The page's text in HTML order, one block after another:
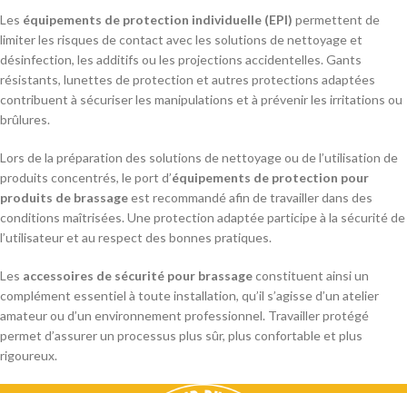
Les équipements de protection individuelle (EPI) permettent de
limiter les risques de contact avec les solutions de nettoyage et
désinfection, les additifs ou les projections accidentelles. Gants
résistants, lunettes de protection et autres protections adaptées
contribuent à sécuriser les manipulations et à prévenir les irritations ou
brûlures.
Lors de la préparation des solutions de nettoyage ou de l’utilisation de
produits concentrés, le port d’équipements de protection pour
produits de brassageest recommandé afin de travailler dans des
conditions maîtrisées. Une protection adaptée participe à la sécurité de
l’utilisateur et au respect des bonnes pratiques.
Les accessoires de sécurité pour brassageconstituent ainsi un
complément essentiel à toute installation, qu’il s’agisse d’un atelier
amateur ou d’un environnement professionnel. Travailler protégé
permet d’assurer un processus plus sûr, plus confortable et plus
rigoureux.